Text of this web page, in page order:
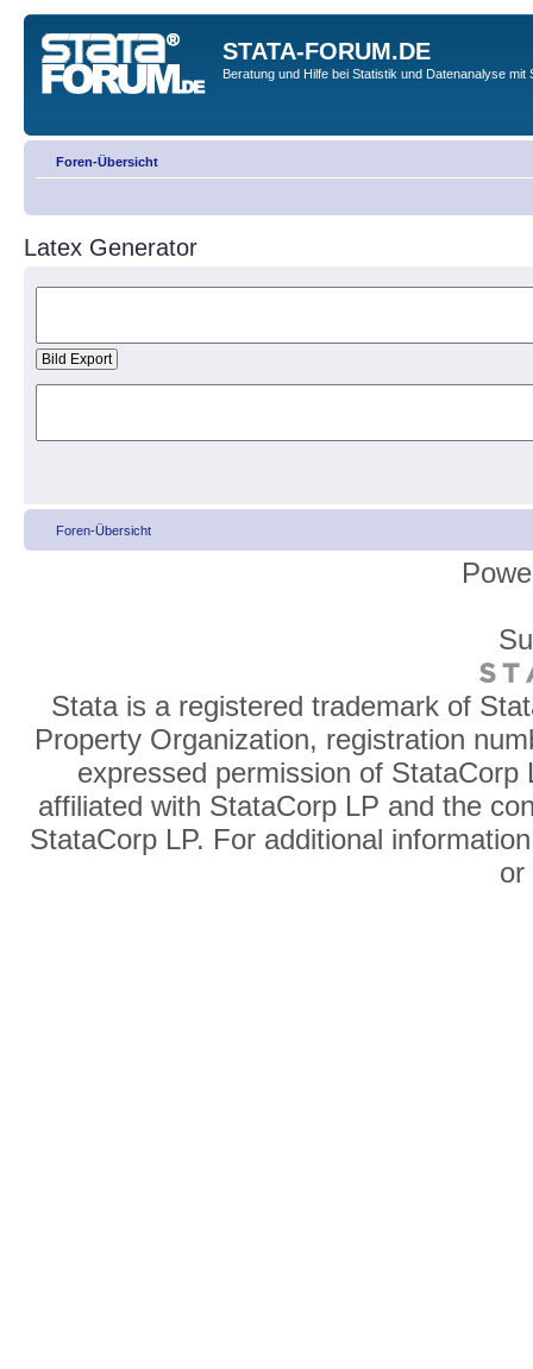
STATA-FORUM.DE
Beratung und Hilfe bei Statistik und Datenanalyse mit
Foren-Übersicht
Latex Generator
Foren-Übersicht
Stata is a registered trademark of
Property Organization, registration
expressed permission of
affiliated with StataCorp LP and the
StataCorp LP. For additional
or